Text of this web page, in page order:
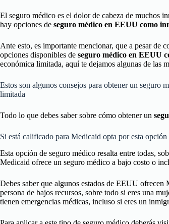
El seguro médico es el dolor de cabeza de muchos
hay opciones de seguro médico en EEUU como
Ante esto, es importante mencionar, que a pesar de
opciones disponibles de seguro médico en EEUU
económica limitada, aquí te dejamos algunas de las
Estos son algunos consejos para obtener un
limitada
Todo lo que debes saber sobre cómo obtener un
Si está calificado para Medicaid opta por esta opción
Esta opción de seguro médico resalta entre todas,
Medicaid ofrece un seguro médico a bajo costo o
Debes saber que algunos estados de EEUU ofrecen
persona de bajos recursos, sobre todo si eres una
tienen emergencias médicas, incluso si eres un